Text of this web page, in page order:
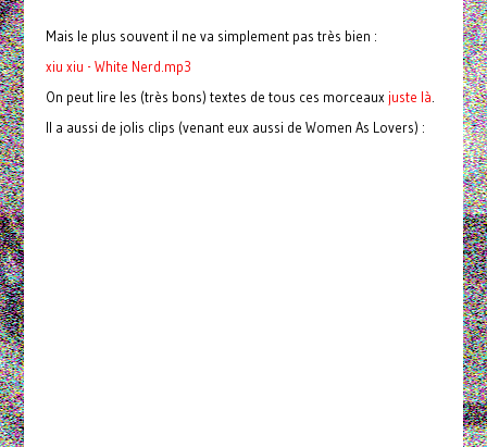
Mais le plus souvent il ne va simplement pas très bien :
xiu xiu - White Nerd.mp3
On peut lire les (très bons) textes de tous ces morceaux juste là
Il a aussi de jolis clips (venant eux aussi de Women As Lovers) :